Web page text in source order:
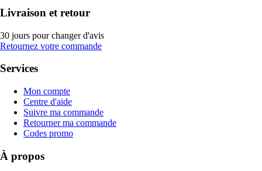
Livraison et retour
30 jours pour changer d'avis
Retournez votre commande
Services
Mon compte
Centre d'aide
Suivre ma commande
Retourner ma commande
Codes promo
À propos